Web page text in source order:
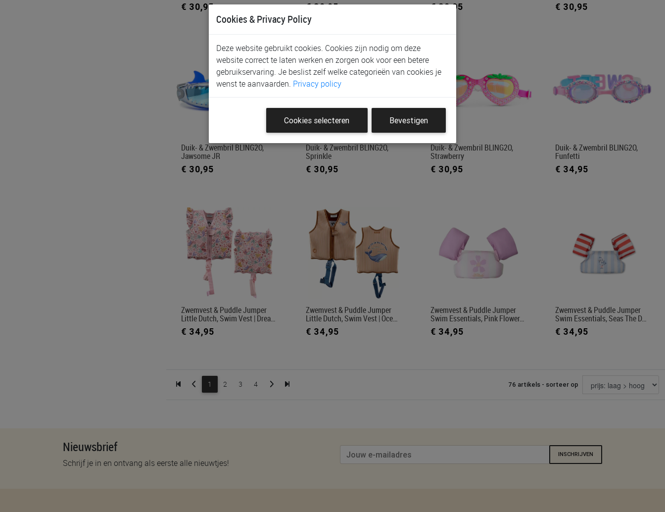
€ 30,95 € 30,95 € 30,95 € 30,95
Duik- & Zwembril BLING2O,
Jawsome JR
€ 30,95
Duik- & Zwembril BLING2O,
Sprinkle
€ 30,95
Duik- & Zwembril BLING2O,
Strawberry
€ 30,95
Duik- & Zwembril BLING2O,
Funfetti
€ 34,95
Zwemvest & Puddle Jumper
Little Dutch, Swim Vest | Drea…
€ 34,95
Zwemvest & Puddle Jumper
Little Dutch, Swim Vest | Oce…
€ 34,95
Zwemvest & Puddle Jumper
Swim Essentials, Pink Flower…
€ 34,95
Zwemvest & Puddle Jumper
Swim Essentials, Seas The D…
€ 34,95
1 2 3 4 76 artikels - sorteer op
Nieuwsbrief
Schrijf je in en ontvang als eerste alle nieuwtjes!
INSCHRIJVEN
Cookies & Privacy Policy
Deze website gebruikt cookies. Cookies zijn nodig om deze
website correct te laten werken en zorgen ook voor een betere
gebruikservaring. Je beslist zelf welke categorieën van cookies je
wenst te aanvaarden. Privacy policy
Cookies selecteren Bevestigen